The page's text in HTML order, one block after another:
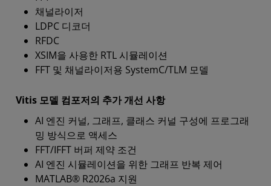
채널라이저
LDPC 디코더
RFDC
XSIM을 사용한 RTL 시뮬레이션
FFT 및 채널라이저용 SystemC/TLM 모델
Vitis 모델 컴포저의 추가 개선 사항
AI 엔진 커널, 그래프, 클래스 커널 구성에 프로그래
밍 방식으로 액세스
FFT/IFFT 버퍼 제약 조건
AI 엔진 시뮬레이션을 위한 그래프 반복 제어
MATLAB® R2026a 지원